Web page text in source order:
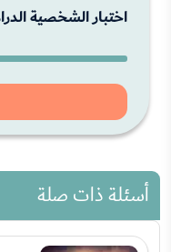
اختبار الشخصية
أسئلة ذات صلة